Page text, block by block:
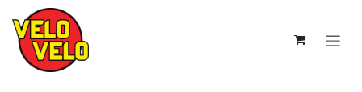
Se rendre au contenu